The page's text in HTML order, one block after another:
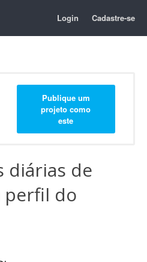
Login Cadastre-se
Publique um
projeto como
este
diárias de
perfil do